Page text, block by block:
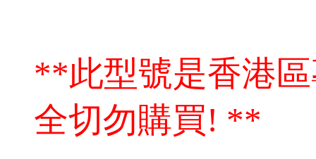
**此型號是香港
全切勿購買! **